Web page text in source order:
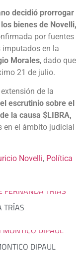
decidió prorrogar
bienes de Novelli,
por fuentes
en la
Morales, dado que
21 de julio.
de la
escrutinio sobre el
la causa $LIBRA,
en el ámbito judicial
Novelli, Política
TRÍAS
DIPAUL